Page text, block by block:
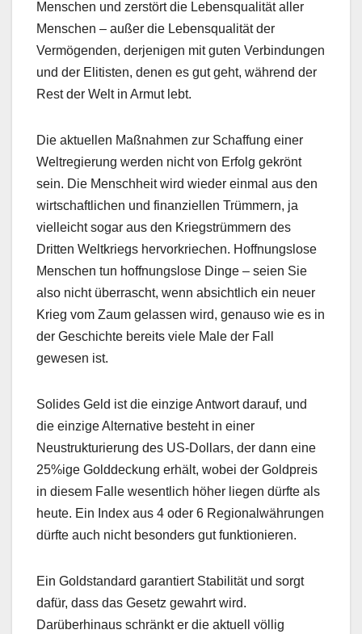
Menschen und zerstört die Lebensqualität aller
Menschen – außer die Lebensqualität der
Vermögenden, derjenigen mit guten Verbindungen
und der Elitisten, denen es gut geht, während der
Rest der Welt in Armut lebt.
Die aktuellen Maßnahmen zur Schaffung einer
Weltregierung werden nicht von Erfolg gekrönt
sein. Die Menschheit wird wieder einmal aus den
wirtschaftlichen und finanziellen Trümmern, ja
vielleicht sogar aus den Kriegstrümmern des
Dritten Weltkriegs hervorkriechen. Hoffnungslose
Menschen tun hoffnungslose Dinge – seien Sie
also nicht überrascht, wenn absichtlich ein neuer
Krieg vom Zaum gelassen wird, genauso wie es in
der Geschichte bereits viele Male der Fall
gewesen ist.
Solides Geld ist die einzige Antwort darauf, und
die einzige Alternative besteht in einer
Neustrukturierung des US-Dollars, der dann eine
25%ige Golddeckung erhält, wobei der Goldpreis
in diesem Falle wesentlich höher liegen dürfte als
heute. Ein Index aus 4 oder 6 Regionalwährungen
dürfte auch nicht besonders gut funktionieren.
Ein Goldstandard garantiert Stabilität und sorgt
dafür, dass das Gesetz gewahrt wird.
Darüberhinaus schränkt er die aktuell völlig